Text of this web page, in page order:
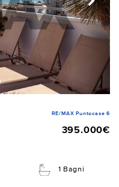
RE/MAX Puntocase 6
395.000€
1 Bagni